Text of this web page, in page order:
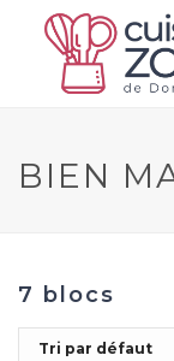
BIEN
7 blocs